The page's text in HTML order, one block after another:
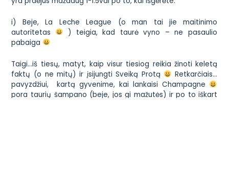
i) Beje, La Leche League (o man tai jie maitinimo
autoritetas
) teigia, kad taurė vyno – ne pasaulio
pabaiga
Taigi…iš tiesų, matyt, kaip visur tiesiog reikia žinoti keletą
faktų (o ne mitų) ir įsijungti Sveiką Protą
Retkarčiais…
pavyzdžiui, kartą gyvenime, kai lankaisi Champagne
pora taurių šampano (beje, jos gi mažutės) ir po to iškart